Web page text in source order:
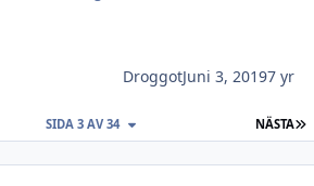
DroggotJuni 3, 20197 yr
NÄSTA
SIDA 3 AV 34